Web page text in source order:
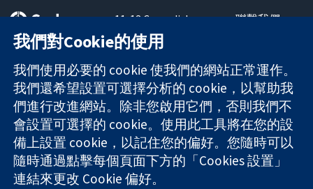
可信任實證
知情決定
更完善的健康照
護
11-13 Cavendish
Square
London
W1G 0AN
United Kingdom
聯繫我們
關於我們
工作機會
Cochrane
Library
The Cochrane Collaboration is a charity (no. 1045921) and a
company limited by guarantee (no. 03044323) registered in
我們對Cookie的使用
我們使用必要的 cookie 使我們的網站正常運作。
我們還希望設置可選擇分析的 cookie，以幫助我
們進行改進網站。除非您啟用它們，否則我們不
會設置可選擇的 cookie。使用此工具將在您的設
備上設置 cookie，以記住您的偏好。您隨時可以
隨時通過點擊每個頁面下方的「Cookies 設置」
連結來更改 Cookie 偏好。